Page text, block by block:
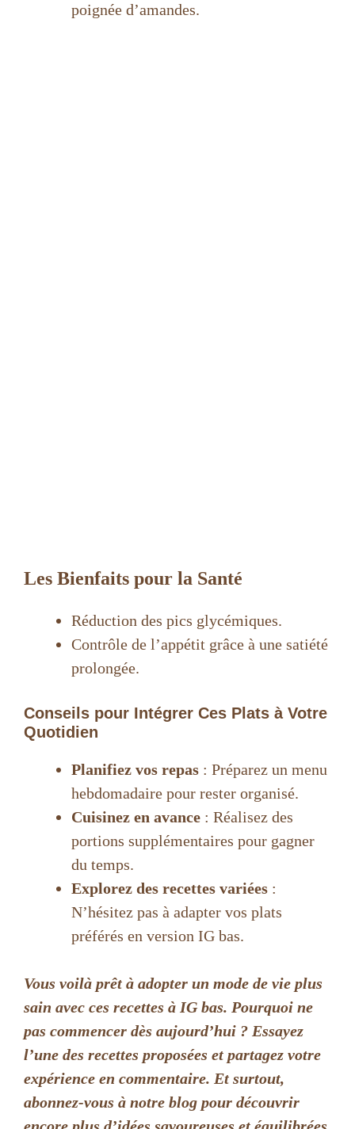
poignée d’amandes.
Les Bienfaits pour la Santé
Réduction des pics glycémiques.
Contrôle de l’appétit grâce à une satiété
prolongée.
Conseils pour Intégrer Ces Plats à Votre
Quotidien
Planifiez vos repas : Préparez un menu
hebdomadaire pour rester organisé.
Cuisinez en avance : Réalisez des
portions supplémentaires pour gagner
du temps.
Explorez des recettes variées :
N’hésitez pas à adapter vos plats
préférés en version IG bas.
Vous voilà prêt à adopter un mode de vie plus
sain avec ces recettes à IG bas. Pourquoi ne
pas commencer dès aujourd’hui ? Essayez
l’une des recettes proposées et partagez votre
expérience en commentaire. Et surtout,
abonnez-vous à notre blog pour découvrir